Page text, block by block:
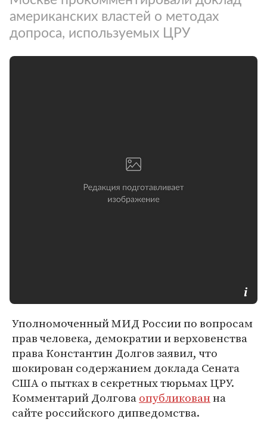
американских властей о методах
допроса, используемых ЦРУ
Уполномоченный МИД России по вопросам
прав человека, демократии и верховенства
права Константин Долгов заявил, что
шокирован содержанием доклада Сената
США о пытках в секретных тюрьмах ЦРУ.
Комментарий Долговаопубликованна
сайте российского дипведомства.